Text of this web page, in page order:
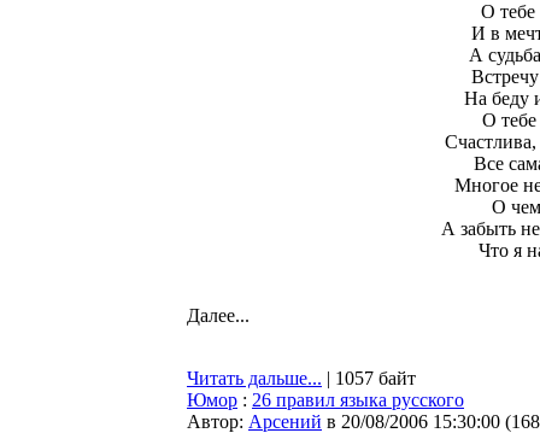
О тебе
И в
А
На беду
О
Счастлива,
Все
Многое
О
А забыть
Что я
Далее...
Читать дальше... | 1057 байт
Юмор : 26 правил языка русского
Автор: Арсений в 20/08/2006 15:30:00 (